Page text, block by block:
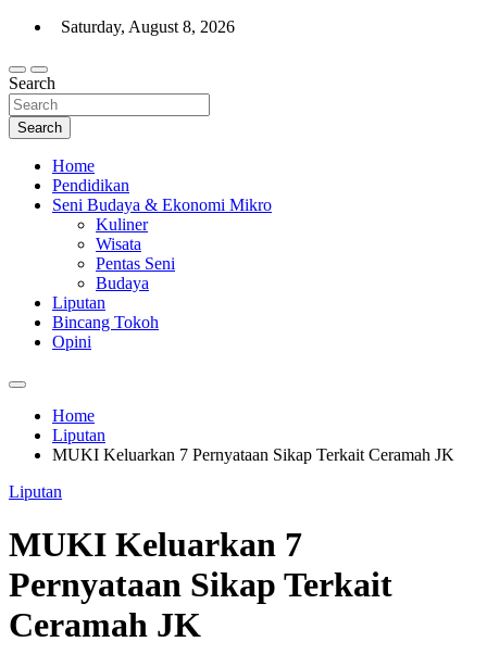
Skip
content
Saturday, August 8, 2026
Warta Indo
Search
Search
Home
Pendidikan
Seni Budaya & Ekonomi Mikro
Kuliner
Wisata
Pentas Seni
Budaya
Liputan
Bincang Tokoh
Opini
Home
Liputan
MUKI Keluarkan 7 Pernyataan Sikap Terkait Ceramah JK
Liputan
MUKI Keluarkan 7
Pernyataan Sikap Terkait
Ceramah JK